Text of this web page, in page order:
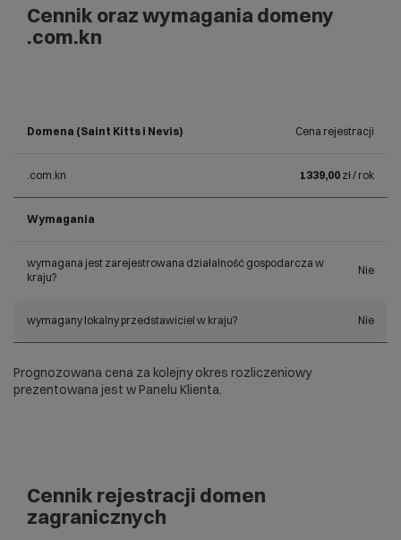
Cennik oraz wymagania domeny
.com.kn
Domena (Saint Kitts i Nevis) Cena rejestracji
.com.kn 1339,00 zł / rok
Wymagania
wymagana jest zarejestrowana działalność gospodarcza w
kraju?
Nie
wymagany lokalny przedstawiciel w kraju? Nie
Prognozowana cena za kolejny okres rozliczeniowy
prezentowana jest w Panelu Klienta.
Cennik rejestracji domen
zagranicznych